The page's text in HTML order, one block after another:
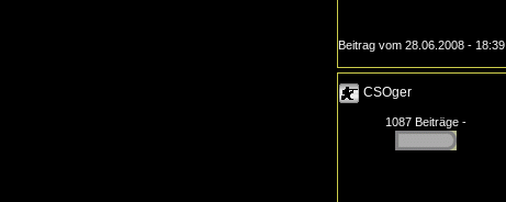
Beitrag vom 28.06.2008 - 18:39
CSOger
1087 Beiträge -